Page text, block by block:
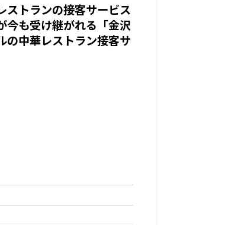
ストランの接客サービス
今も受け継がれる「金沢
の中華レストラン接客サ